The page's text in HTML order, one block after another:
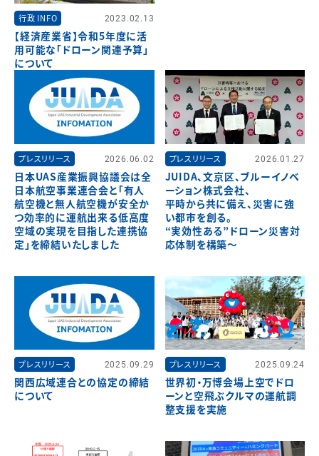
行政 INFO 2023.02.13
【経済産業省】令和5年度に活
用可能な「ドローン関連予算」
について
プレスリリース 2026.06.02
日本UAS産業振興協議会は全
日本航空事業連合会と「有人
航空機と無人航空機が安全か
つ効率的に運航出来る低高度
空域の実現を目指した連携協
定」を締結いたしました
プレスリリース 2026.01.27
JUIDA、文京区、ブルーイノベ
ーション株式会社、
平時から共に備え、災害に強
い都市を創る。
“実効性ある”ドローン災害対
応体制を構築～
プレスリリース 2025.09.29
関西広域連合との協定の締結
について
プレスリリース 2025.09.24
世界初・万博会場上空でドロ
ーンと空飛ぶクルマの運航調
整支援を実施